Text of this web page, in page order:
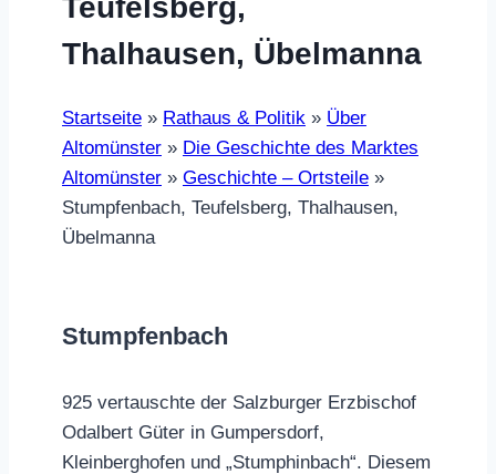
Teufelsberg,
Thalhausen, Übelmanna
Startseite » Rathaus & Politik » Über
Altomünster » Die Geschichte des Marktes
Altomünster » Geschichte – Ortsteile »
Stumpfenbach, Teufelsberg, Thalhausen,
Übelmanna
Stumpfenbach
925 vertauschte der Salzburger Erzbischof
Odalbert Güter in Gumpersdorf,
Kleinberghofen und „Stumphinbach“. Diesem